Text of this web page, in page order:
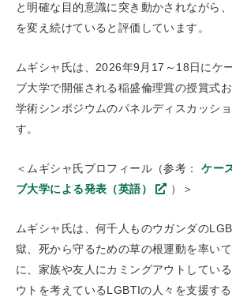
と明確な目的意識に突き動かされながら
を変え続けていると評価しています。
ムギシャ氏は、2026年9月17～18日にケ
ブ大学で開催される稲盛倫理賞の授賞式
学術シンポジウムのパネルディスカッシ
す。
＜ムギシャ氏プロフィール（参考：ケー
ブ大学による発表（英語）
）＞
ムギシャ氏は、何千人ものウガンダの
獄、死から守るための草の根運動を率い
に、家族や友人にカミングアウトしてい
ウトを考えているLGBTIの人々を支援す